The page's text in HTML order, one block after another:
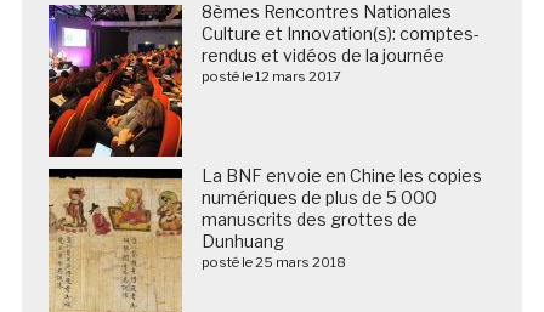
8èmes Rencontres Nationales
Culture et Innovation(s): comptes-
rendus et vidéos de la journée
posté le 12 mars 2017
La BNF envoie en Chine les copies
numériques de plus de 5 000
manuscrits des grottes de
Dunhuang
posté le 25 mars 2018